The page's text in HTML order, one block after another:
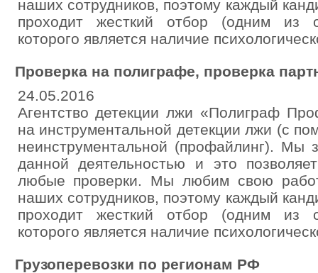
наших сотрудников, поэтому каждый
проходит жесткий отбор (одним из
которого является наличие
Проверка на полиграфе, проверка
24.05.2016
Агентство детекции лжи «Полиграф
на инструментальной детекции лжи (с
неинструментальной (профайлинг). Мы
данной деятельностью и это
любые проверки. Мы любим свою
наших сотрудников, поэтому каждый
проходит жесткий отбор (одним из
которого является наличие
Грузоперевозки по регионам РФ